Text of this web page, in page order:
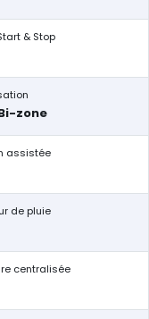
& Stop
zone
assistée
de pluie
centralisée